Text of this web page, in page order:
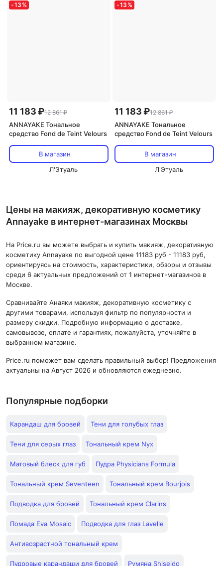
-13 %
11 183 ₽12 861 ₽
ANNAYAKE Тональное
средство Fond de Teint Velours
В магазин
Л'Этуаль
-13 %
11 183 ₽12 861 ₽
ANNAYAKE Тональное
средство Fond de Teint Velours
В магазин
Л'Этуаль
Цены на макияж, декоративную косметику
Annayake в интернет-магазинах Москвы
На Price.ru вы можете выбрать и купить макияж, декоративную
косметику Annayake по выгодной цене 11183 руб - 11183 руб,
ориентируясь на стоимость, характеристики, обзоры и отзывы
среди 6 актуальных предложений от 1 интернет-магазинов в
Москве.
Сравнивайте Анаяки макияж, декоративную косметику с
другими товарами, используя фильтр по популярности и
размеру скидки. Подробную информацию о доставке,
самовывозе, оплате и гарантиях, пожалуйста, уточняйте в
выбранном магазине.
Price.ru поможет вам сделать правильный выбор! Предложения
актуальны на Август 2026 и обновляются ежедневно.
Популярные подборки
Карандаш для бровей Тени для голубых глаз
Тени для серых глаз Тональный крем Nyx
Матовый блеск для губ Пудра Physicians Formula
Тональный крем Seventeen Тональный крем Bourjois
Подводка для бровей Тональный крем Clarins
Помада Eva Mosaic Подводка для глаз Lavelle
Антивозрастной тональный крем
Пудровые карандаши для бровей Румяна Shiseido